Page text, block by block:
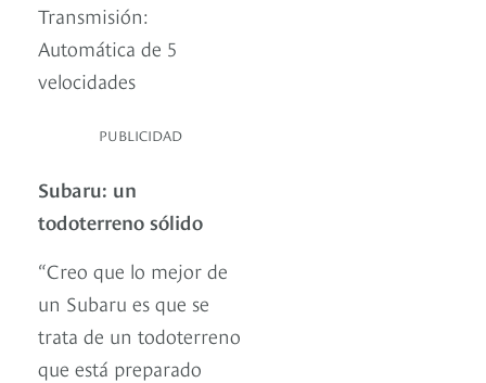
Transmisión:
Automática de 5
velocidades
PUBLICIDAD
Subaru: un
todoterreno sólido
“Creo que lo mejor de
un Subaru es que se
trata de un todoterreno
que está preparado